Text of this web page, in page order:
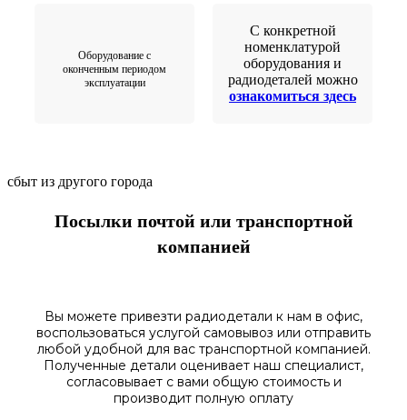
Оборудование с
оконченным периодом
эксплуатации
С конкретной
номенклатурой
оборудования и
радиодеталей можно
ознакомиться здесь
сбыт из другого города
Посылки почтой или транспортной
компанией
Вы можете привезти радиодетали к нам в офис,
воспользоваться услугой самовывоз или отправить
любой удобной для вас транспортной компанией.
Полученные детали оценивает наш специалист,
согласовываетс вами общую стоимость и
производит полную оплату